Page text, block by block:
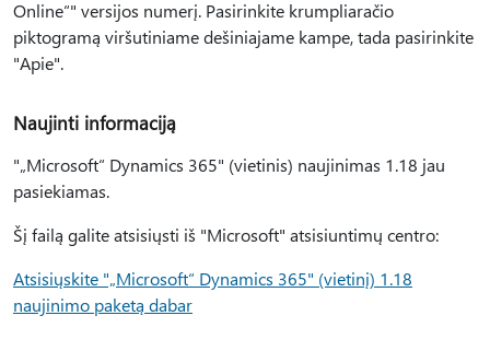
Online“" versijos numerį. Pasirinkite krumpliaračio
piktogramą viršutiniame dešiniajame kampe, tada pasirinkite
"Apie".
Naujinti informaciją
"„Microsoft“ Dynamics 365" (vietinis) naujinimas 1.18 jau
pasiekiamas.
Šį failą galite atsisiųsti iš "Microsoft" atsisiuntimų centro:
Atsisiųskite "„Microsoft“ Dynamics 365" (vietinį) 1.18
naujinimo paketą dabar